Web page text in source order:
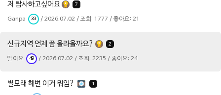
저 탐사하고싶어요 7
Ganpa 33 / 2026.07.02 / 조회: 1777 / 좋아요: 21
신규지역 언제 쯤 올라올까요? 2
알아요 49 / 2026.07.02 / 조회: 2235 / 좋아요: 24
별모래 해변 이거 뭐임? 1